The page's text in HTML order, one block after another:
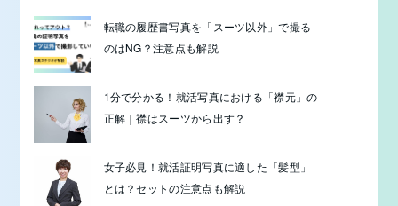
転職の履歴書写真を「スーツ以外」で撮る
のはNG？注意点も解説
1分で分かる！就活写真における「襟元」の
正解｜襟はスーツから出す？
女子必見！就活証明写真に適した「髪型」
とは？セットの注意点も解説